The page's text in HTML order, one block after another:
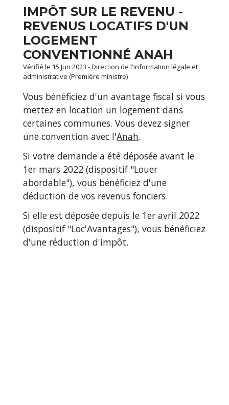
IMPÔT SUR LE REVENU -
REVENUS LOCATIFS D'UN
LOGEMENT
CONVENTIONNÉ ANAH
Vérifié le 15 Jun 2023 - Direction de l'information légale et
administrative (Première ministre)
Vous bénéficiez d'un avantage fiscal si vous
mettez en location un logement dans
certaines communes. Vous devez signer
une convention avec l'Anah.
Si votre demande a été déposée avant le
1er mars 2022 (dispositif "Louer
abordable"), vous bénéficiez d'une
déduction de vos revenus fonciers.
Si elle est déposée depuis le 1er avril 2022
(dispositif "Loc'Avantages"), vous bénéficiez
d'une réduction d'impôt.